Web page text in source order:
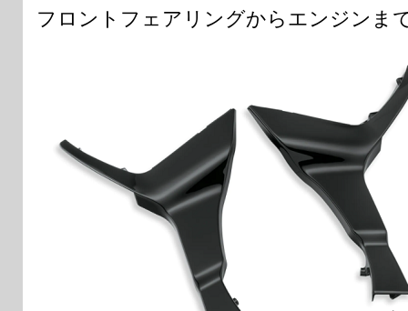
フロントフェアリングからエンジンま